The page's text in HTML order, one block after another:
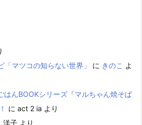
「マツコの知らない世界」
に きのこ よ
はんBOOKシリーズ『マルちゃん焼そば
に act 2 ia より
子 より